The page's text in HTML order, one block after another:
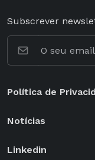
Subscrever
Política de
Notícias
Linkedin